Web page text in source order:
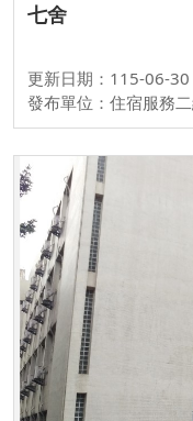
七舍
更新日期：115-06-30
發布單位：住宿服務